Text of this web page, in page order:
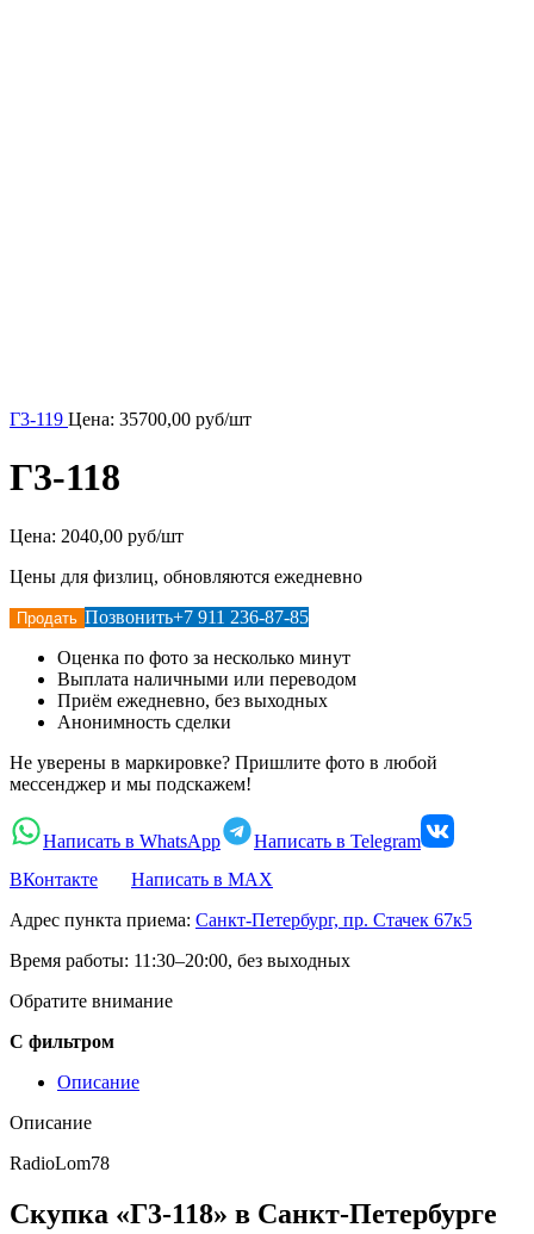
Г3-119 Цена: 35700,00 руб/шт
Г3-118
Цена: 2040,00 руб/шт
Цены для физлиц, обновляются ежедневно
Продать Позвонить+7 911 236-87-85
Оценка по фото за несколько минут
Выплата наличными или переводом
Приём ежедневно, без выходных
Анонимность сделки
Не уверены в маркировке? Пришлите фото в любой
мессенджер и мы подскажем!
Написать в WhatsApp
Написать в Telegram
ВКонтакте
Написать в MAX
Адрес пункта приема: Санкт-Петербург, пр. Стачек 67к5
Время работы: 11:30–20:00, без выходных
Обратите внимание
С фильтром
Описание
Описание
RadioLom78
Скупка «Г3-118» в Санкт-Петербурге